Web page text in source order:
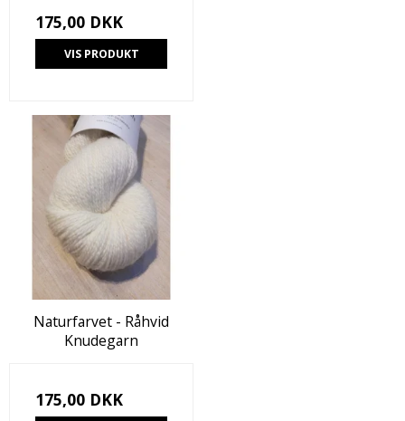
175,00 DKK
VIS PRODUKT
Naturfarvet - Råhvid
Knudegarn
175,00 DKK